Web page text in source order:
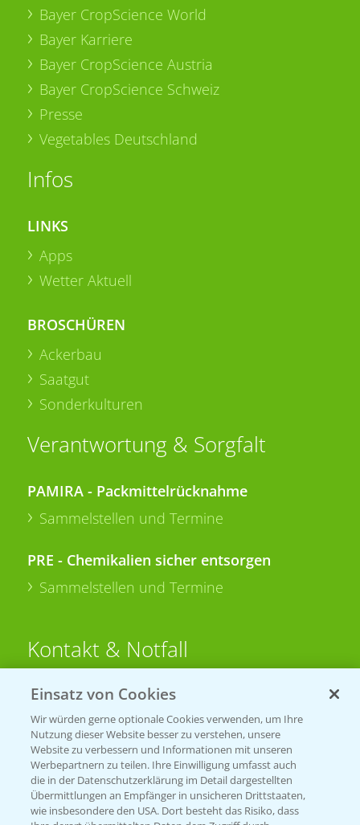
Bayer CropScience World
Bayer Karriere
Bayer CropScience Austria
Bayer CropScience Schweiz
Presse
Vegetables Deutschland
Infos
LINKS
Apps
Wetter Aktuell
BROSCHÜREN
Ackerbau
Saatgut
Sonderkulturen
Verantwortung & Sorgfalt
PAMIRA - Packmittelrücknahme
Sammelstellen und Termine
PRE - Chemikalien sicher entsorgen
Sammelstellen und Termine
Kontakt & Notfall
Beratung auf WhatsApp
T.+49 (0)174 346 564 1
KONTAKT
Hilfe in Notfällen
Einsatz von Cookies
Wir würden gerne optionale Cookies verwenden, um Ihre
Nutzung dieser Website besser zu verstehen, unsere
Website zu verbessern und Informationen mit unseren
Werbepartnern zu teilen. Ihre Einwilligung umfasst auch
die in der Datenschutzerklärung im Detail dargestellten
Übermittlungen an Empfänger in unsicheren Drittstaaten,
wie insbesondere den USA. Dort besteht das Risiko, dass